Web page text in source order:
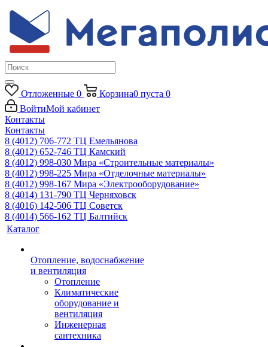
Отложенные 0 Корзина0 пуста 0
ВойтиМой кабинет
Контакты
Контакты
8 (4012) 706-772 ТЦ Емельянова
8 (4012) 652-746 ТЦ Камский
8 (4012) 998-030 Мира «Строительные материалы»
8 (4012) 998-225 Мира «Отделочные материалы»
8 (4012) 998-167 Мира «Электрооборудование»
8 (4014) 131-790 ТЦ Черняховск
8 (4016) 142-506 ТЦ Советск
8 (4014) 566-162 ТЦ Балтийск
Каталог
Отопление, водоснабжение
и вентиляция
Отопление
Климатические
оборудование и
вентиляция
Инженерная
сантехника